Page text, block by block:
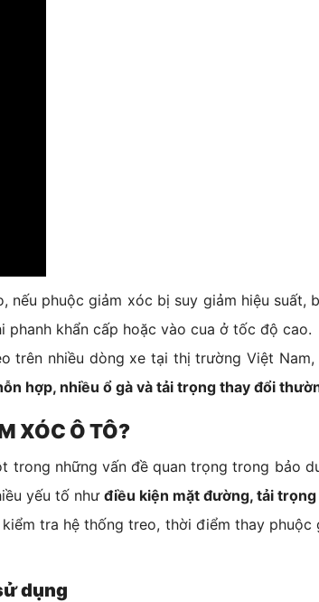
phuộc giảm xóc bị suy giảm hiệu suất,
khẩn cấp hoặc vào cua ở tốc độ cao.
trên nhiều dòng xe tại thị trường Việt
hợp, nhiều ổ gà và tải trọng thay đổi
XÓC Ô TÔ?
trong những vấn đề quan trọng trong bảo
yếu tố như điều kiện mặt đường, tải
tra hệ thống treo, thời điểm thay
dụng